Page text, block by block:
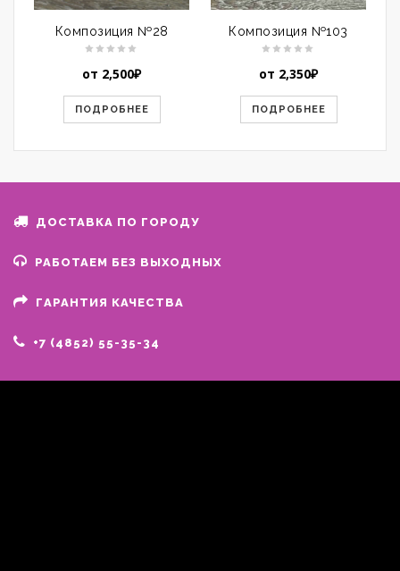
Композиция №28
от 2,500₽
ПОДРОБНЕЕ
Композиция №103
от 2,350₽
ПОДРОБНЕЕ
ДОСТАВКА ПО ГОРОДУ
РАБОТАЕМ БЕЗ ВЫХОДНЫХ
ГАРАНТИЯ КАЧЕСТВА
+7 (4852) 55-35-34